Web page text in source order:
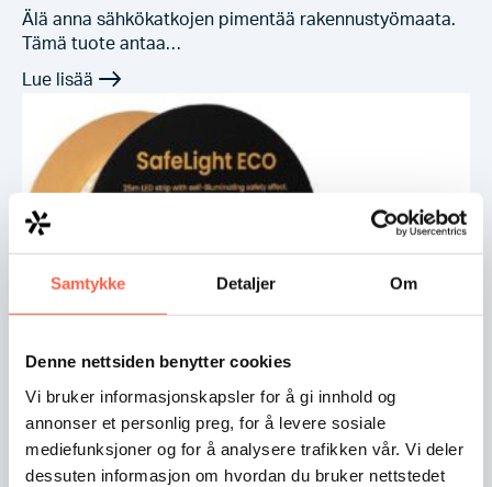
Samtykke Detaljer Om
Denne nettsiden benytter cookies
Vi bruker informasjonskapsler for å gi innhold og
annonser et personlig preg, for å levere sosiale
mediefunksjoner og for å analysere trafikken vår. Vi deler
dessuten informasjon om hvordan du bruker nettstedet
Älä anna sähkökatkojen pimentää rakennustyömaata.
Tämä tuote antaa…
Garda SafeLight ECO 2x25m
Nemkon hyväksymä rumpu integroidulla 25 m:n
takavalolla. Toimitetaan…